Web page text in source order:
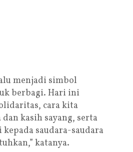
menjadi simbol
berbagi. Hari ini
cara kita
kasih sayang, serta
saudara-saudara
katanya.